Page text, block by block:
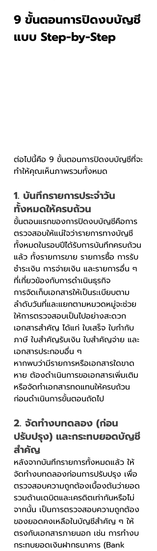
9 ขั้นตอนการปิดงบบัญชี
แบบ Step-by-Step
ต่อไปนี้คือ 9 ขั้นตอนการปิดงบบัญชีที่จะ
ทำให้คุณเห็นภาพรวมทั้งหมด
1. บันทึกรายการประจำวัน
ทั้งหมดให้ครบถ้วน
ขั้นตอนแรกของการปิดงบบัญชีคือการ
ตรวจสอบให้แน่ใจว่ารายการทางบัญชี
ทั้งหมดในรอบปีได้รับการบันทึกครบถ้วน
แล้ว ทั้งรายการขาย รายการซื้อ การรับ
ชำระเงิน การจ่ายเงิน และรายการอื่น ๆ
ที่เกี่ยวข้องกับการดำเนินธุรกิจ
การจัดเก็บเอกสารให้เป็นระเบียบตาม
ลำดับวันที่และแยกตามหมวดหมู่จะช่วย
ให้การตรวจสอบเป็นไปอย่างสะดวก
เอกสารสำคัญ ได้แก่ ใบเสร็จ ใบกำกับ
ภาษี ใบสำคัญรับเงิน ใบสำคัญจ่าย และ
เอกสารประกอบอื่น ๆ
หากพบว่ามีรายการหรือเอกสารใดขาด
หาย ต้องดำเนินการขอเอกสารเพิ่มเติม
หรือจัดทำเอกสารทดแทนให้ครบถ้วน
ก่อนดำเนินการขั้นตอนถัดไป
2. จัดทำงบทดลอง (ก่อน
ปรับปรุง) และกระทบยอดบัญชี
สำคัญ
หลังจากบันทึกรายการทั้งหมดแล้ว ให้
จัดทำงบทดลองก่อนการปรับปรุง เพื่อ
ตรวจสอบความถูกต้องเบื้องต้นว่ายอด
รวมด้านเดบิตและเครดิตเท่ากันหรือไม่
จากนั้น เป็นการตรวจสอบความถูกต้อง
ของยอดคงเหลือในบัญชีสำคัญ ๆ ให้
ตรงกับเอกสารภายนอก เช่น การทำงบ
กระทบยอดเงินฝากธนาคาร (Bank